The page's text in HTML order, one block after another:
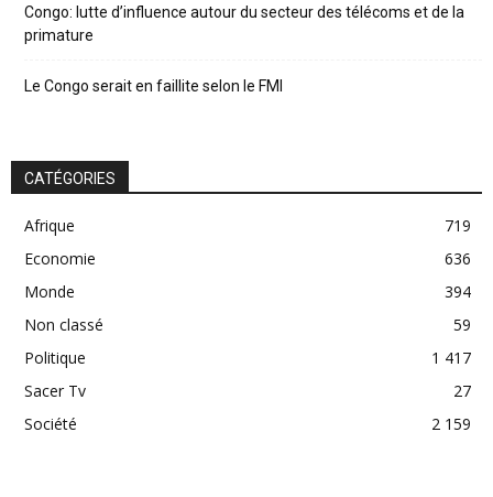
Congo: lutte d’influence autour du secteur des télécoms et de la
primature
Le Congo serait en faillite selon le FMI
CATÉGORIES
Afrique
719
Economie
636
Monde
394
Non classé
59
Politique
1 417
Sacer Tv
27
Société
2 159